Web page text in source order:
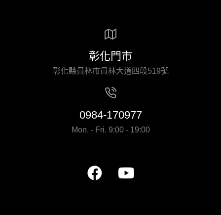
彰化門市
彰化縣員林市員林大道四段519號
0984-170977
Mon. - Fri. 9:00 - 19:00